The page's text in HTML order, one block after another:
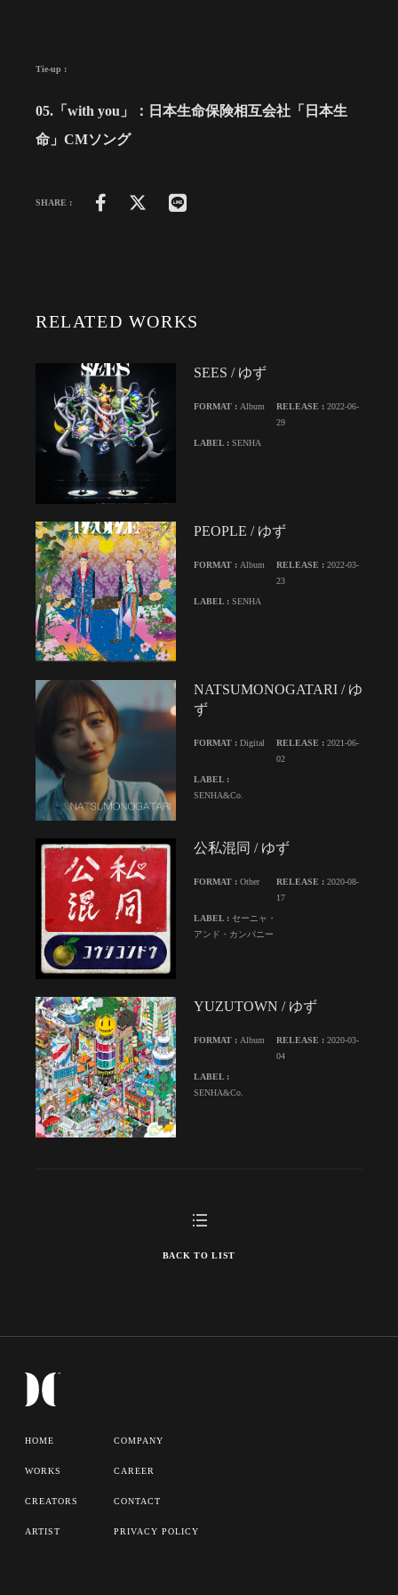
Tie-up :
05.「with you」：日本生命保険相互会社「日本生
命」CMソング
SHARE :
RELATED WORKS
SEES / ゆず
FORMAT : Album RELEASE :2022-06-
29
LABEL : SENHA
PEOPLE / ゆず
FORMAT : Album RELEASE :2022-03-
23
LABEL : SENHA
NATSUMONOGATARI / ゆ
ず
FORMAT : Digital RELEASE :2021-06-
02
LABEL :
SENHA&Co.
公私混同 / ゆず
FORMAT : Other RELEASE :2020-08-
17
LABEL : セーニャ・
アンド・カンパニー
YUZUTOWN / ゆず
FORMAT : Album RELEASE :2020-03-
04
LABEL :
SENHA&Co.
BACK TO LIST
HOME
WORKS
CREATORS
ARTIST
COMPANY
CAREER
CONTACT
PRIVACY POLICY